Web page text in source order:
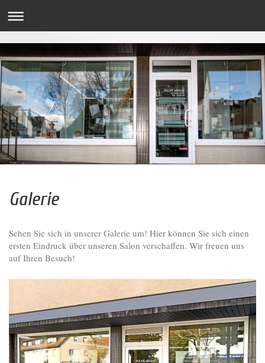
Galerie
Sehen Sie sich in unserer Galerie um! Hier können Sie sich einen
ersten Eindruck über unseren Salon verschaffen. Wir freuen uns
auf Ihren Besuch!